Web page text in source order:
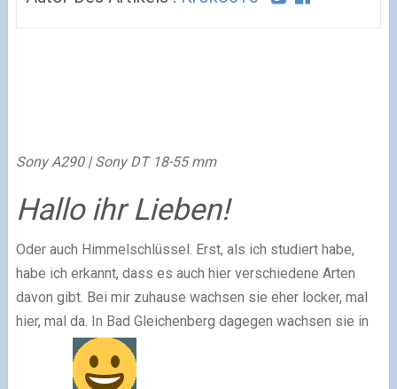
Sony A290 | Sony DT 18-55 mm
Hallo ihr Lieben!
Oder auch Himmelschlüssel. Erst, als ich studiert habe,
habe ich erkannt, dass es auch hier verschiedene Arten
davon gibt. Bei mir zuhause wachsen sie eher locker, mal
hier, mal da. In Bad Gleichenberg dagegen wachsen sie in